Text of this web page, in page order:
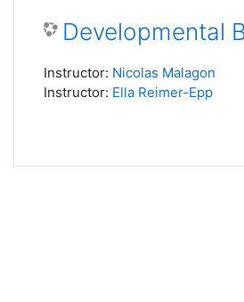
Developmental
Instructor: Nicolas Malagon
Instructor: Ella Reimer-Epp